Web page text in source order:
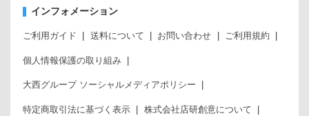
インフォメーション
ご利用ガイド 送料について お問い合わせ ご利用規約
個人情報保護の取り組み
大西グループ ソーシャルメディアポリシー
特定商取引法に基づく表示 株式会社店研創意について